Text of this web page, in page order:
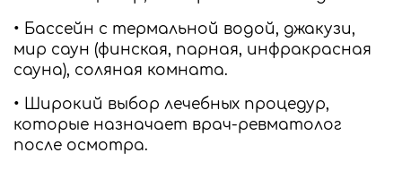
• Бассейн с термальной водой, джакузи,
мир саун (финская, парная, инфракрасная
сауна), соляная комната.
• Широкий выбор лечебных процедур,
которые назначает врач-ревматолог
после осмотра.